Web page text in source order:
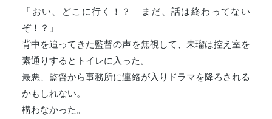
「おい、どこに行く！？ まだ、話は終わってない
ぞ！？」
背中を追ってきた監督の声を無視して、未瑠は控え室を
素通りするとトイレに入った。
最悪、監督から事務所に連絡が入りドラマを降ろされる
かもしれない。
構わなかった。